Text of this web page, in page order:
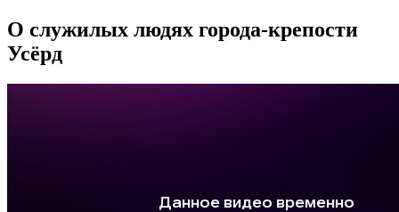
О служилых людях города-крепости
Усёрд